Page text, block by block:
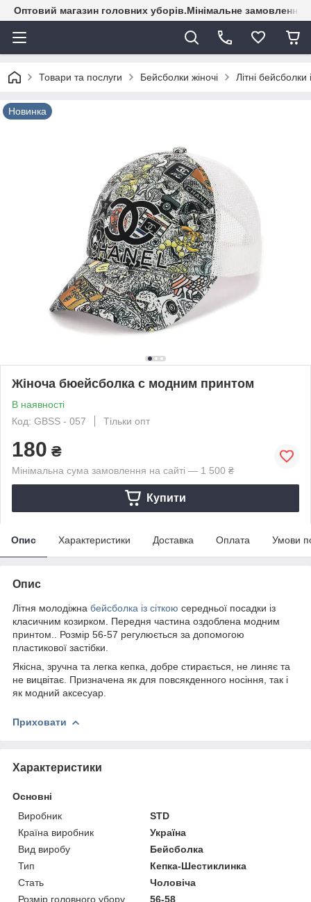
Оптовий магазин головних уборів.Мінімальне замовлення
Товари та послуги Бейсболки жіночі Літні бейсболки
Новинка
Жіноча бюейсболка с модним принтом
В наявності
Код: GBSS - 057
Тільки опт
180 ₴
Мінімальна сума замовлення на сайті — 1 500 ₴
Купити
Опис Характеристики Доставка Оплата Умови
Опис
Літня молодіжна бейсболка із сіткою середньої посадки із
класичним козирком. Передня частина оздоблена модним
принтом.. Розмір 56-57 регулюється за допомогою
пластикової застібки.
Якісна, зручна та легка кепка, добре стирається, не линяє та
не вицвітає. Призначена як для повсякденного носіння, так і
як модний аксесуар.
Приховати
Характеристики
Основні
Виробник
STD
Країна виробник
Україна
Вид виробу
Бейсболка
Тип
Кепка-Шестиклинка
Стать
Чоловіча
Розмір головного убору
56-58